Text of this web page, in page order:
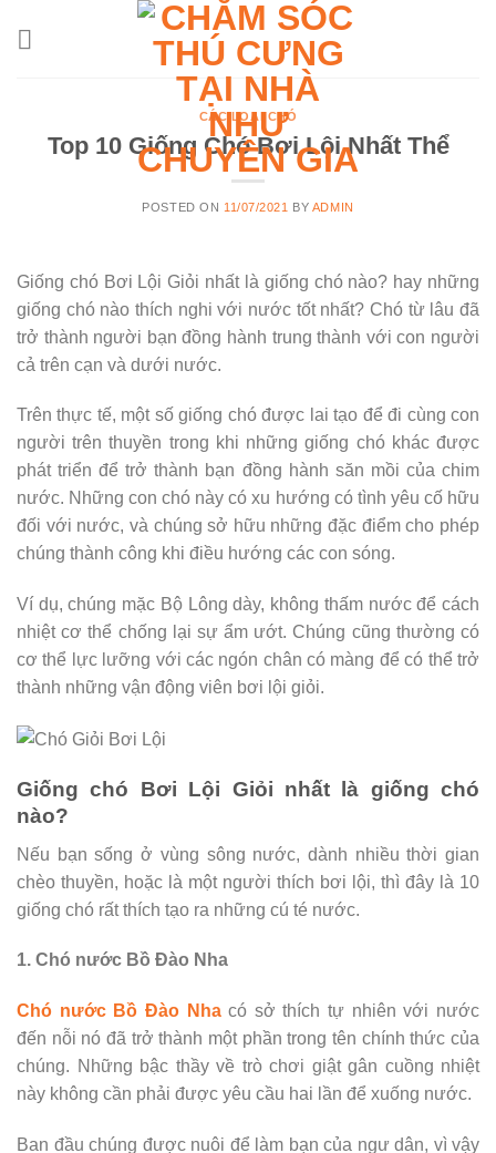
CÁC LOẠI CHÓ
Top 10 Giống Chó Bơi Lội Nhất Thể
POSTED ON 11/07/2021 BY ADMIN
Giống chó Bơi Lội Giỏi nhất là giống chó nào? hay những
giống chó nào thích nghi với nước tốt nhất? Chó từ lâu đã
trở thành người bạn đồng hành trung thành với con người
cả trên cạn và dưới nước.
Trên thực tế, một số giống chó được lai tạo để đi cùng con
người trên thuyền trong khi những giống chó khác được
phát triển để trở thành bạn đồng hành săn mồi của chim
nước. Những con chó này có xu hướng có tình yêu cố hữu
đối với nước, và chúng sở hữu những đặc điểm cho phép
chúng thành công khi điều hướng các con sóng.
Ví dụ, chúng mặc Bộ Lông dày, không thấm nước để cách
nhiệt cơ thể chống lại sự ẩm ướt. Chúng cũng thường có
cơ thể lực lưỡng với các ngón chân có màng để có thể trở
thành những vận động viên bơi lội giỏi.
Giống chó Bơi Lội Giỏi nhất là giống chó
nào?
Nếu bạn sống ở vùng sông nước, dành nhiều thời gian
chèo thuyền, hoặc là một người thích bơi lội, thì đây là 10
giống chó rất thích tạo ra những cú té nước.
1. Chó nước Bồ Đào Nha
Chó nước Bồ Đào Nhacó sở thích tự nhiên với nước
đến nỗi nó đã trở thành một phần trong tên chính thức của
chúng. Những bậc thầy về trò chơi giật gân cuồng nhiệt
này không cần phải được yêu cầu hai lần để xuống nước.
Ban đầu chúng được nuôi để làm bạn của ngư dân, vì vậy